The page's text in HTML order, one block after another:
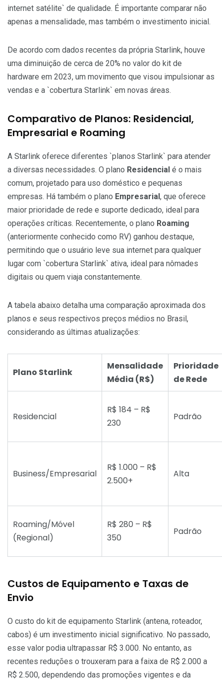
internet satélite` de qualidade. É importante comparar não
apenas a mensalidade, mas também o investimento inicial.
De acordo com dados recentes da própria Starlink, houve
uma diminuição de cerca de 20% no valor do kit de
hardware em 2023, um movimento que visou impulsionar as
vendas e a `cobertura Starlink` em novas áreas.
Comparativo de Planos: Residencial,
Empresarial e Roaming
A Starlink oferece diferentes `planos Starlink` para atender
a diversas necessidades. O plano Residencial é o mais
comum, projetado para uso doméstico e pequenas
empresas. Há também o plano Empresarial, que oferece
maior prioridade de rede e suporte dedicado, ideal para
operações críticas. Recentemente, o plano Roaming
(anteriormente conhecido como RV) ganhou destaque,
permitindo que o usuário leve sua internet para qualquer
lugar com `cobertura Starlink` ativa, ideal para nômades
digitais ou quem viaja constantemente.
A tabela abaixo detalha uma comparação aproximada dos
planos e seus respectivos preços médios no Brasil,
considerando as últimas atualizações:
Plano Starlink
Mensalidade
Média (R$)
Prioridade
de Rede
Residencial
R$ 184 – R$
230
Padrão
Business/Empresarial
R$ 1.000 – R$
2.500+
Alta
Roaming/Móvel
(Regional)
R$ 280 – R$
350
Padrão
Custos de Equipamento e Taxas de
Envio
O custo do kit de equipamento Starlink (antena, roteador,
cabos) é um investimento inicial significativo. No passado,
esse valor podia ultrapassar R$ 3.000. No entanto, as
recentes reduções o trouxeram para a faixa de R$ 2.000 a
R$ 2.500, dependendo das promoções vigentes e da